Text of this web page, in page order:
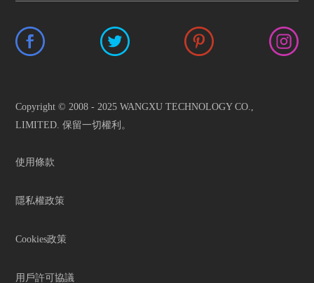
Copyright © 2008 - 2025 WANGXU TECHNOLOGY CO.,
LIMITED. 保留一切權利。
使用條款
隱私權政策
Cookies政策
用戶許可協議